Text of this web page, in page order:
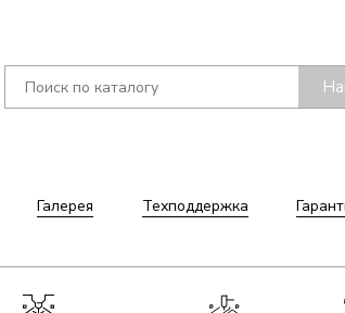
Галерея Техподдержка